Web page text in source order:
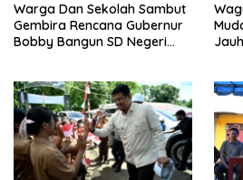
Warga Dan Sekolah Sambut
Gembira Rencana Gubernur
Bobby Bangun SD Negeri